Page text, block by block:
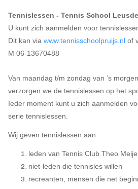
Tennislessen - Tennis School
U kunt zich aanmelden voor
Dit kan via www.tennisschoolpruijs.nl of
M 06-13670488
Van maandag t/m zondag van ’s
verzorgen we de tennislessen op het
Ieder moment kunt u zich aanmelden
serie tennislessen.
Wij geven tennislessen aan:
leden van Tennis Club Theo
niet-leden die tennisles willen
recreanten, mensen die net